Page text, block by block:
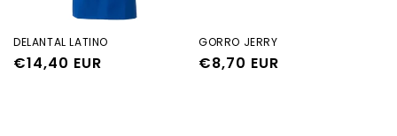
DELANTAL LATINO
Precio
€14,40 EUR
GORRO JERRY
Precio
€8,70 EUR